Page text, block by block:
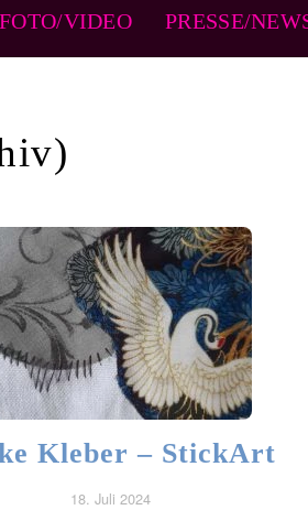
FOTO/VIDEO PRESSE/
Kleber – StickArt
18. Juli 2024